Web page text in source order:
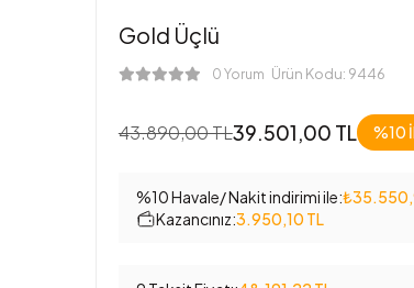
Gold Üçlü
0 Yorum Ürün Kodu: 9446
43.890,00 TL39.501,00 TL %10
%10 Havale/ Nakit indirimi ile:
Kazancınız:3.950,10 TL